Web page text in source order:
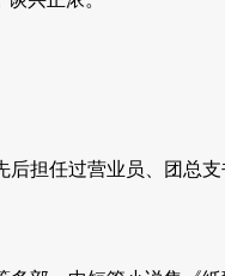
担任过营业员、团总